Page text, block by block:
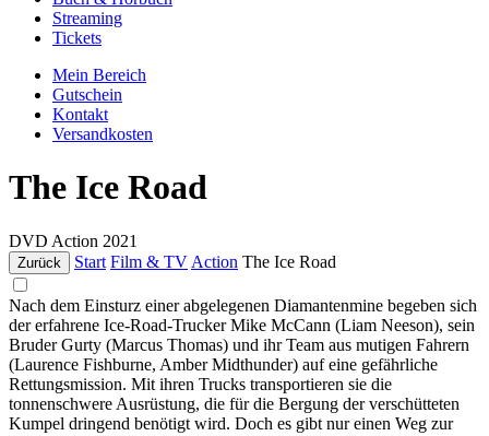
Streaming
Tickets
Mein Bereich
Gutschein
Kontakt
Versandkosten
The Ice Road
DVD Action 2021
Zurück Start Film & TV Action The Ice Road
Nach dem Einsturz einer abgelegenen Diamantenmine begeben sich
der erfahrene Ice-Road-Trucker Mike McCann (Liam Neeson), sein
Bruder Gurty (Marcus Thomas) und ihr Team aus mutigen Fahrern
(Laurence Fishburne, Amber Midthunder) auf eine gefährliche
Rettungsmission. Mit ihren Trucks transportieren sie die
tonnenschwere Ausrüstung, die für die Bergung der verschütteten
Kumpel dringend benötigt wird. Doch es gibt nur einen Weg zur